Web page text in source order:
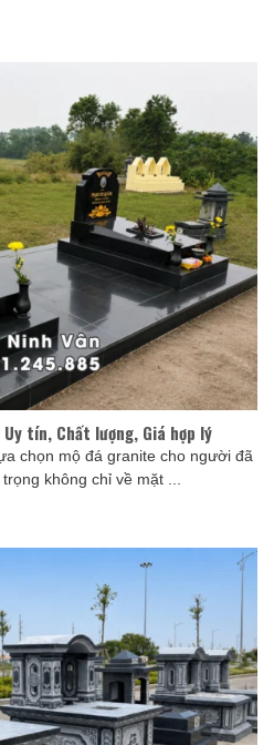
tín, Chất lượng, Giá hợp lý
chọn mộ đá granite cho người đã
không chỉ về mặt ...